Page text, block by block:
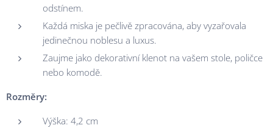
odstínem.
Každá miska je pečlivě zpracována, aby vyzařovala
jedinečnou noblesu a luxus.
Zaujme jako dekorativní klenot na vašem stole, poličce
nebo komodě.
Rozměry:
Výška: 4,2 cm